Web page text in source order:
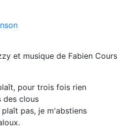
et musique de Fabien Cours
pour trois fois rien
des clous
pas, je m'abstiens